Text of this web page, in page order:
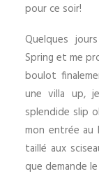
pour ce soir!
Quelques
Spring et me
boulot
une villa up,
splendide slip
mon entrée
taillé aux
que demande